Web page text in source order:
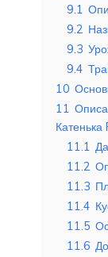
9.1
9.2
9.3
9.4
10
11
Катенька
11.1
11.2
11.3
11.4
11.5
11.6